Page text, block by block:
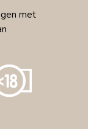
met